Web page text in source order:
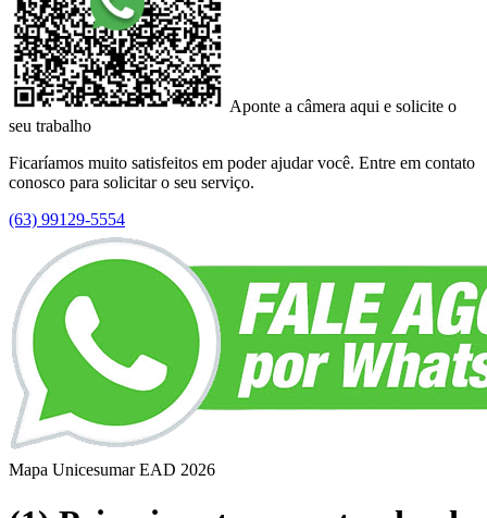
Aponte a câmera aqui e solicite o
seu trabalho
Ficaríamos muito satisfeitos em poder ajudar você. Entre em contato
conosco para solicitar o seu serviço.
(63) 99129-5554
Mapa Unicesumar EAD 2026